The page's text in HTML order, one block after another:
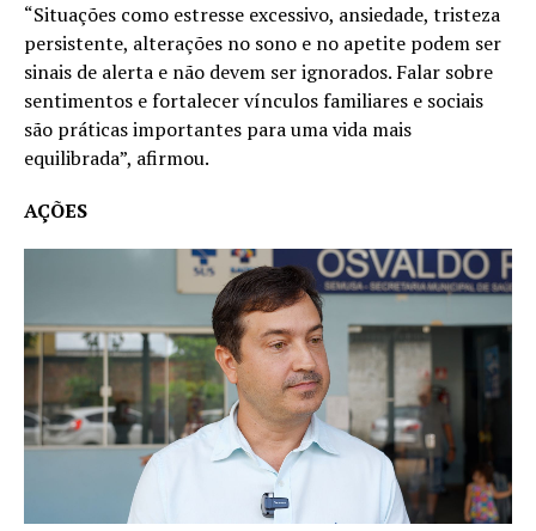
“Situações como estresse excessivo, ansiedade, tristeza
persistente, alterações no sono e no apetite podem ser
sinais de alerta e não devem ser ignorados. Falar sobre
sentimentos e fortalecer vínculos familiares e sociais
são práticas importantes para uma vida mais
equilibrada”, afirmou.
AÇÕES